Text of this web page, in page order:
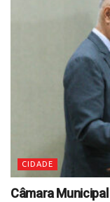
CIDADE
Câmara